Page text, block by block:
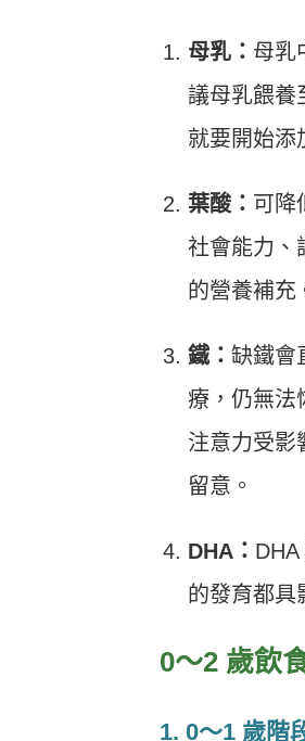
母乳： 母乳
議母乳餵養
就要開始添
葉酸： 可降
社會能力、
的營養補充
鐵： 缺鐵會
療，仍無法
注意力受影
留意。
DHA：
的發育都具
0〜2 歲飲
1. 0〜1 歲階